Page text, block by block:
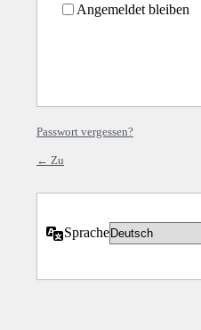
Angemeldet bleiben
Passwort vergessen?
← Zu
Sprache